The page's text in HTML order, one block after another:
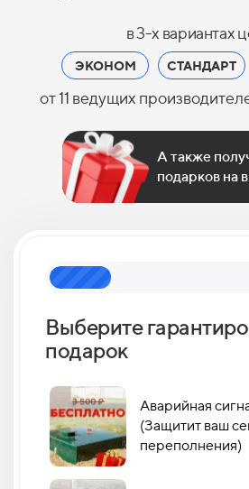
в 3-х вариантах
ЭКОНОМ СТАНДАРТ
от 11 ведущих
А также
подарков на
Выберите
подарок
Аварийная
(Защитит ваш
переполнения)